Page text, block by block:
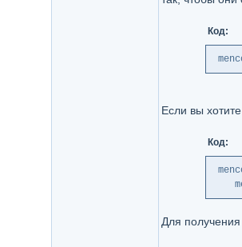
Код:
Если вы
Код:
Для